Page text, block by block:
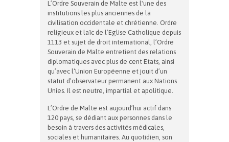
L’Ordre Souverain de Malte est l'une des
institutions les plus anciennes de la
civilisation occidentale et chrétienne. Ordre
religieux et laïc de l’Eglise Catholique depuis
1113 et sujet de droit international, l’Ordre
Souverain de Malte entretient des relations
diplomatiques avec plus de cent Etats, ainsi
qu’avec l‘Union Européenne et jouit d’un
statut d’observateur permanent aux Nations
Unies. Il est neutre, impartial et apolitique.
L’Ordre de Malte est aujourd’hui actif dans
120 pays, se dédiant aux personnes dans le
besoin à travers des activités médicales,
sociales et humanitaires. Au quotidien, son